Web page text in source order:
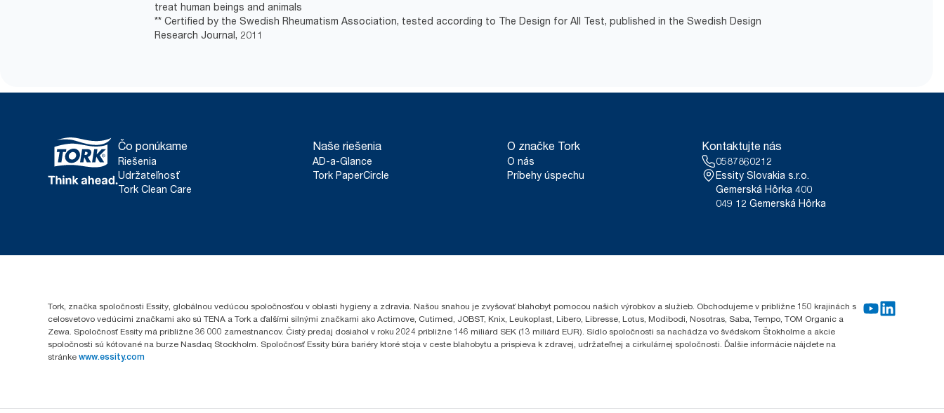
treat human beings and animals
** Certified by the Swedish Rheumatism Association, tested according to The Design for All Test, published in the Swedish Design
Research Journal, 2011
Čo ponúkame
Riešenia
Udržateľnosť
Tork Clean Care
Naše riešenia
AD-a-Glance
Tork PaperCircle
O značke Tork
O nás
Príbehy úspechu
Kontaktujte nás
0587860212
Essity Slovakia s.r.o.
Gemerská Hôrka 400
049 12 Gemerská Hôrka
Tork, značka spoločnosti Essity, globálnou vedúcou spoločnosťou v oblasti hygieny a zdravia. Našou snahou je zvyšovať blahobyt pomocou našich výrobkov a služieb. Obchodujeme v približne 150 krajinách s
celosvetovo vedúcimi značkami ako sú TENA a Tork a ďalšími silnými značkami ako Actimove, Cutimed, JOBST, Knix, Leukoplast, Libero, Libresse, Lotus, Modibodi, Nosotras, Saba, Tempo, TOM Organic a
Zewa. Spoločnosť Essity má približne 36 000 zamestnancov. Čistý predaj dosiahol v roku 2024 približne 146 miliárd SEK (13 miliárd EUR). Sídlo spoločnosti sa nachádza vo švédskom Štokholme a akcie
spoločnosti sú kótované na burze Nasdaq Stockholm. Spoločnosť Essity búra bariéry ktoré stoja v ceste blahobytu a prispieva k zdravej, udržateľnej a cirkulárnej spoločnosti. Ďalšie informácie nájdete na
stránke www.essity.com